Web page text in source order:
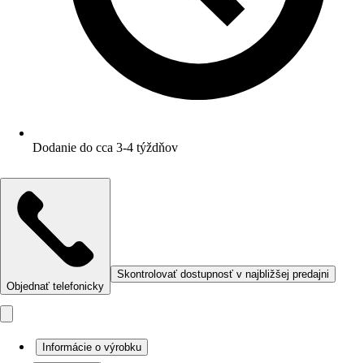
Dodanie do cca 3-4 týždňov
Objednať telefonicky
Skontrolovať dostupnosť v najbližšej predajni
Informácie o výrobku